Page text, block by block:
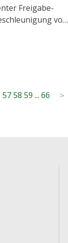
Freigabe-
von
57 58 59 ... 66 >